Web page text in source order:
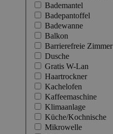
Bademantel
Badepantoffel
Badewanne
Balkon
Barrierefreie Zimmer
Dusche
Gratis W-Lan
Haartrockner
Kachelofen
Kaffeemaschine
Klimaanlage
Küche/Kochnische
Mikrowelle